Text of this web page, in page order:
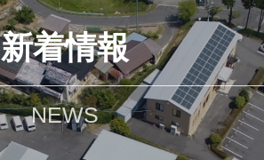
新着情報
NEWS